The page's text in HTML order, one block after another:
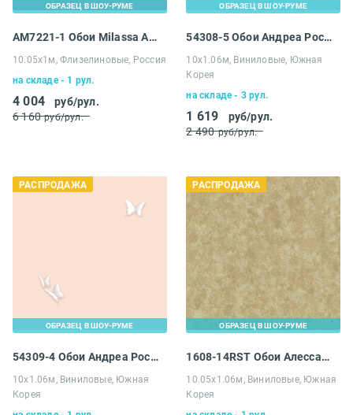
ОБРАЗЕЦ В ШОУ-РУМЕ
AM7221-1 Обои Milassa Ambiplain
10.05х1м, Флизелиновые, Россия
на складе - 1 рул.
4 004
руб/рул.
6 160 руб/рул.
ОБРАЗЕЦ В ШОУ-РУМЕ
54308-5 Обои Андреа Росси Галлинара
10х1.06м, Виниловые, Южная
Корея
на складе - 3 рул.
1 619
руб/рул.
2 490 руб/рул.
РАСПРОДАЖА
ОБРАЗЕЦ В ШОУ-РУМЕ
54309-4 Обои Андреа Росси Галлинара
10х1.06м, Виниловые, Южная
Корея
РАСПРОДАЖА
ОБРАЗЕЦ В ШОУ-РУМЕ
1608-14RST Обои Алессандро Аллори Четыре Сезона
10.05х1.06м, Виниловые, Южная
Корея